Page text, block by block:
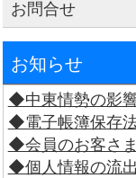
お問合せ
お知らせ
◆中東情勢の影
◆電子帳簿保存
◆会員のお客さ
◆個人情報の流